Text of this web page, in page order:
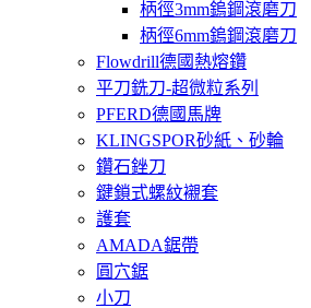
柄徑3mm鎢鋼滾磨刀
柄徑6mm鎢鋼滾磨刀
Flowdrill德國熱熔鑽
平刀銑刀-超微粒系列
PFERD德國馬牌
KLINGSPOR砂紙、砂輪
鑽石銼刀
鍵鎖式螺紋襯套
護套
AMADA鋸帶
圓穴鋸
小刀